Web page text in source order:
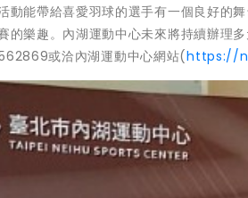
動能帶給喜愛羽球的選手有一個良好的
的樂趣。內湖運動中心未來將持續辦理
或洽內湖運動中心網站(https://